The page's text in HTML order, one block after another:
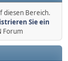
Bereich.
Sie ein
Forum